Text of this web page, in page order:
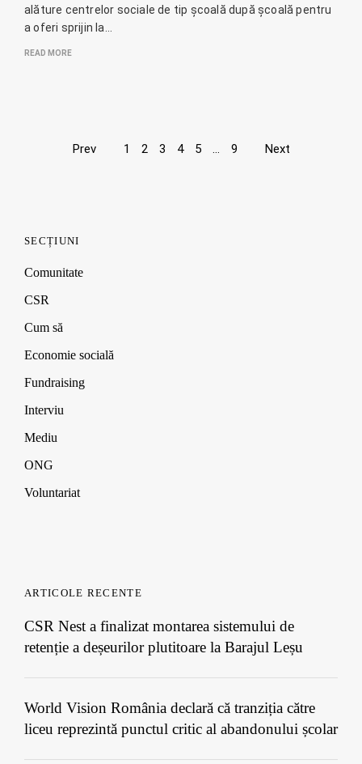
alăture centrelor sociale de tip școală după școală pentru
a oferi sprijin la…
READ MORE
Page
Prev 1 2 3 4 5 … 9 Next
SECȚIUNI
Comunitate
CSR
Cum să
Economie socială
Fundraising
Interviu
Mediu
ONG
Voluntariat
ARTICOLE RECENTE
CSR Nest a finalizat montarea sistemului de
retenție a deșeurilor plutitoare la Barajul Leșu
World Vision România declară că tranziția către
liceu reprezintă punctul critic al abandonului școlar